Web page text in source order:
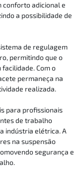
conforto adicional e
a possibilidade de
de regulagem
permitindo que o
Com o
permaneça na
realizada.
para profissionais
de trabalho
indústria elétrica. A
na suspensão
segurança e